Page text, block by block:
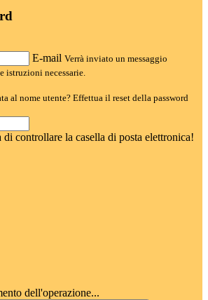
E-mail Verrà inviato un messaggio
istruzioni necessarie.
al nome utente? Effettua il reset della password
controllare la casella di posta elettronica!
dell'operazione...